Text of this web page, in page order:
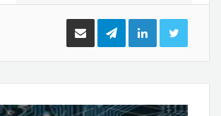
توییتر لینکدینتلگرام اشتراک
گذاری
ایمیل